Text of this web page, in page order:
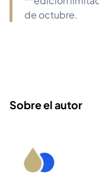
de octubre.
Sobre el autor